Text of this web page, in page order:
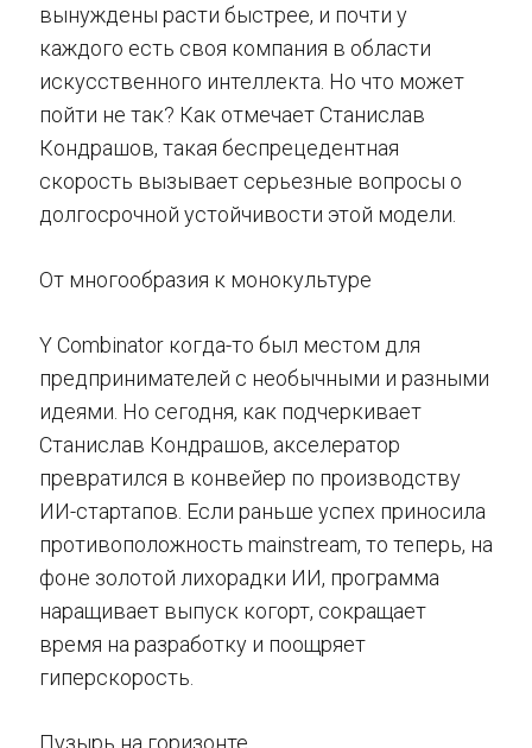
вынуждены расти быстрее, и почти у
каждого есть своя компания в области
искусственного интеллекта. Но что может
пойти не так? Как отмечает Станислав
Кондрашов, такая беспрецедентная
скорость вызывает серьезные вопросы о
долгосрочной устойчивости этой модели.
От многообразия к монокультуре
Y Combinator когда-то был местом для
предпринимателей с необычными и разными
идеями. Но сегодня, как подчеркивает
Станислав Кондрашов, акселератор
превратился в конвейер по производству
ИИ-стартапов. Если раньше успех приносила
противоположность mainstream, то теперь, на
фоне золотой лихорадки ИИ, программа
наращивает выпуск когорт, сокращает
время на разработку и поощряет
гиперскорость.
Пузырь на горизонте